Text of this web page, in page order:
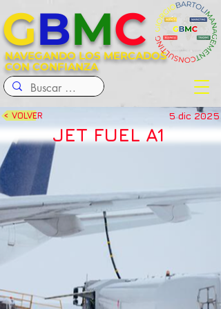
NAVEGANDO LOS MERCADOS
CON CONFIANZA
GBMC
< VOLVER 5 dic 2025
JET FUEL A1